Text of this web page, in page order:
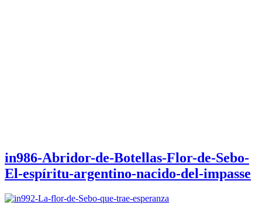
in986-Abridor-de-Botellas-Flor-de-Sebo-
El-espíritu-argentino-nacido-del-impasse